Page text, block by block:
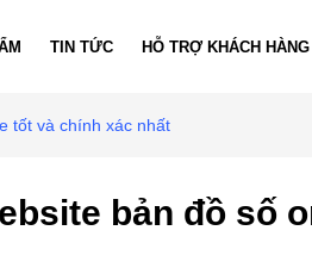
TIN TỨC HỖ TRỢ KHÁCH HÀNG
tốt và chính xác nhất
bản đồ số